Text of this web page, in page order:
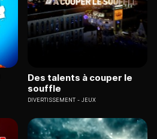
Des talents à couper le
souffle
DIVERTISSEMENT JEUX